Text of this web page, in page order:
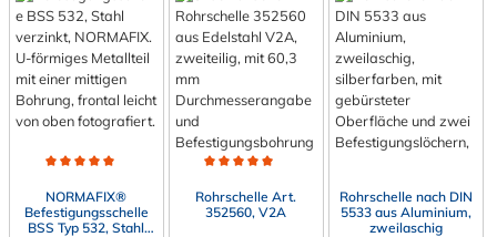
NORMAFIX®
Befestigungsschelle
BSS Typ 532, Stahl
Rohrschelle Art.
352560, V2A
Rohrschelle nach DIN
5533 aus Aluminium,
zweilaschig